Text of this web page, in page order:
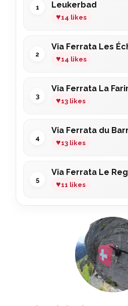
Leukerbad
♥14 likes
Via Ferrata Les
♥14 likes
Via Ferrata La
♥13 likes
Via Ferrata du
♥13 likes
Via Ferrata Le
♥11 likes